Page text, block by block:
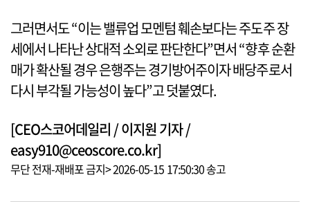
그러면서도 “이는 밸류업 모멘텀 훼손보다는 주도주 장
세에서 나타난 상대적 소외로 판단한다”면서 “향후 순환
매가 확산될 경우 은행주는 경기방어주이자 배당주로서
다시 부각될 가능성이 높다”고 덧붙였다.
[CEO스코어데일리 / 이지원 기자 /
easy910@ceoscore.co.kr]
무단 전재-재배포 금지> 2026-05-15 17:50:30 송고